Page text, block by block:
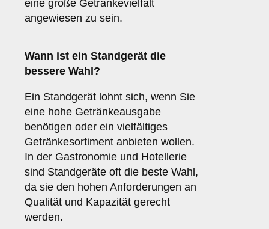
eine große Getränkevielfalt
angewiesen zu sein.
Wann ist ein Standgerät die
bessere Wahl?
Ein Standgerät lohnt sich, wenn Sie
eine hohe Getränkeausgabe
benötigen oder ein vielfältiges
Getränkesortiment anbieten wollen.
In der Gastronomie und Hotellerie
sind Standgeräte oft die beste Wahl,
da sie den hohen Anforderungen an
Qualität und Kapazität gerecht
werden.